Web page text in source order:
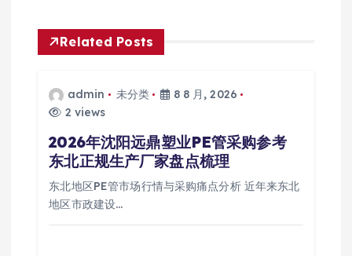
Related Posts
admin 未分类
8 8 月, 2026
2 views
2026年沈阳远鼎塑业PE管采购参考
东北正规生产厂家盘点梳理
东北地区PE管市场行情与采购痛点分析 近年来东北
地区市政建设…